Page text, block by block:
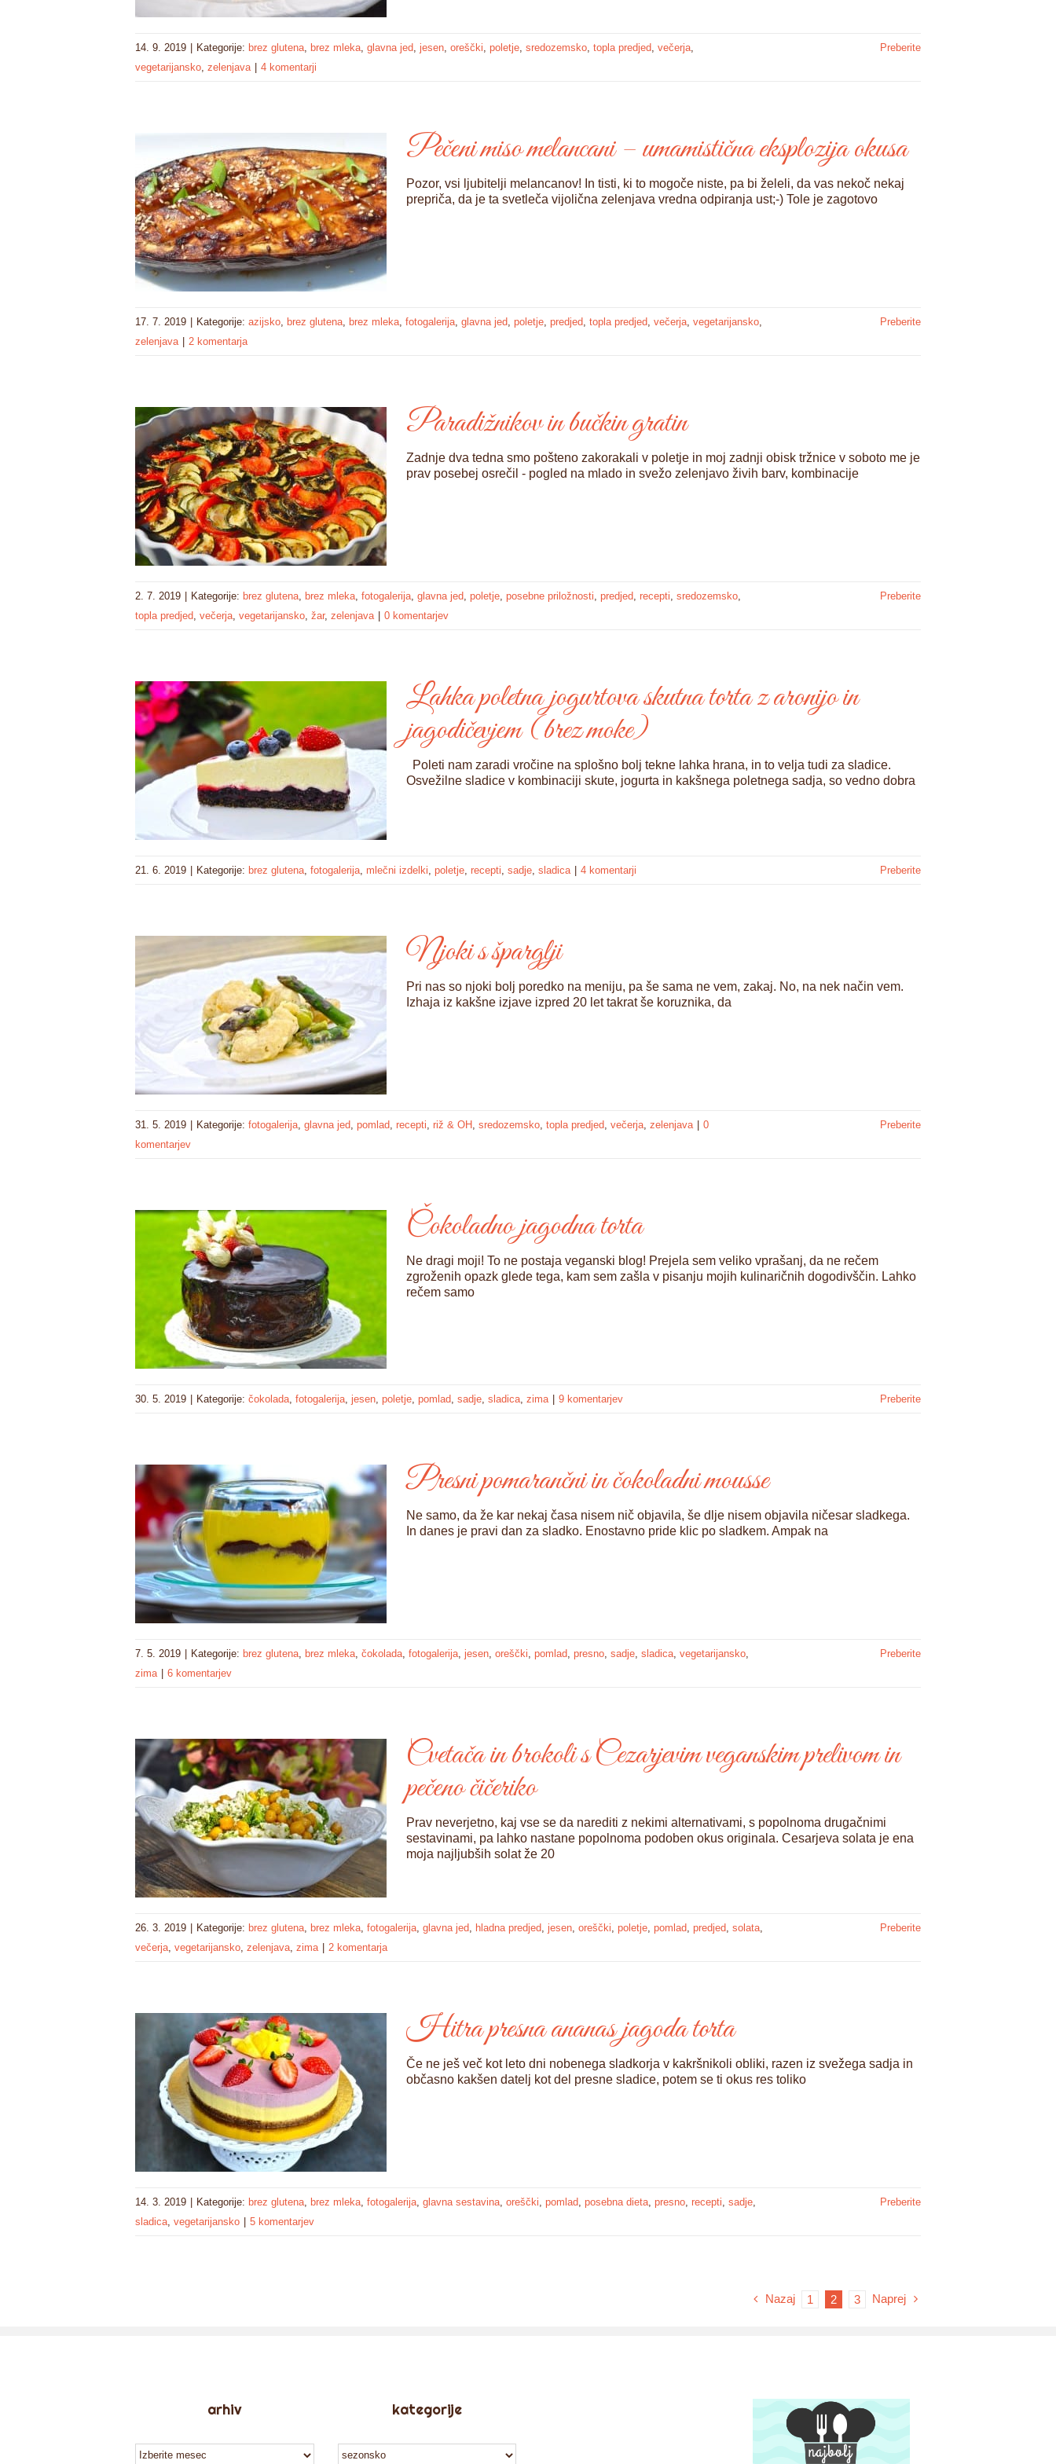
14. 9. 2019 Kategorije: brez glutena, brez mleka, glavna jed, jesen, oreščki, poletje, sredozemsko, topla predjed, večerja,
vegetarijansko, zelenjava 4 komentarji
Preberite
Pečeni miso melancani – umamistična eksplozija okusa
Pozor, vsi ljubitelji melancanov! In tisti, ki to mogoče niste, pa bi želeli, da vas nekoč nekaj
prepriča, da je ta svetleča vijolična zelenjava vredna odpiranja ust;-) Tole je zagotovo
17. 7. 2019 Kategorije: azijsko, brez glutena, brez mleka, fotogalerija, glavna jed, poletje, predjed, topla predjed, večerja, vegetarijansko,
zelenjava
2 komentarja
Preberite
Paradižnikov in bučkin gratin
Zadnje dva tedna smo pošteno zakorakali v poletje in moj zadnji obisk tržnice v soboto me je
prav posebej osrečil - pogled na mlado in svežo zelenjavo živih barv, kombinacije
2. 7. 2019 Kategorije: brez glutena, brez mleka, fotogalerija, glavna jed, poletje, posebne priložnosti, predjed, recepti, sredozemsko,
topla predjed, večerja, vegetarijansko, žar, zelenjava 0 komentarjev
Preberite
Lahka poletna jogurtova skutna torta z aronijo in
jagodičevjem (brez moke)
Poleti nam zaradi vročine na splošno bolj tekne lahka hrana, in to velja tudi za sladice.
Osvežilne sladice v kombinaciji skute, jogurta in kakšnega poletnega sadja, so vedno dobra
21. 6. 2019 Kategorije: brez glutena, fotogalerija, mlečni izdelki, poletje, recepti, sadje, sladica 4 komentarji Preberite
Njoki s šparglji
Pri nas so njoki bolj poredko na meniju, pa še sama ne vem, zakaj. No, na nek način vem.
Izhaja iz kakšne izjave izpred 20 let takrat še koruznika, da
31. 5. 2019 Kategorije: fotogalerija, glavna jed, pomlad, recepti, riž & OH , sredozemsko, topla predjed, večerja, zelenjava
0
komentarjev
Preberite
Čokoladno jagodna torta
Ne dragi moji! To ne postaja veganski blog! Prejela sem veliko vprašanj, da ne rečem
zgroženih opazk glede tega, kam sem zašla v pisanju mojih kulinaričnih dogodivščin. Lahko
rečem samo
30. 5. 2019 Kategorije: čokolada, fotogalerija, jesen, poletje, pomlad, sadje, sladica, zima 9 komentarjev Preberite
Presni pomarančni in čokoladni mousse
Ne samo, da že kar nekaj časa nisem nič objavila, še dlje nisem objavila ničesar sladkega.
In danes je pravi dan za sladko. Enostavno pride klic po sladkem. Ampak na
7. 5. 2019 Kategorije: brez glutena, brez mleka, čokolada, fotogalerija, jesen, oreščki, pomlad, presno, sadje, sladica, vegetarijansko,
zima
6 komentarjev
Preberite
Cvetača in brokoli s Cezarjevim veganskim prelivom in
pečeno čičeriko
Prav neverjetno, kaj vse se da narediti z nekimi alternativami, s popolnoma drugačnimi
sestavinami, pa lahko nastane popolnoma podoben okus originala. Cesarjeva solata je ena
moja najljubših solat že 20
26. 3. 2019 Kategorije: brez glutena, brez mleka, fotogalerija, glavna jed, hladna predjed, jesen, oreščki, poletje, pomlad, predjed, solata,
večerja, vegetarijansko, zelenjava, zima 2 komentarja
Preberite
Hitra presna ananas jagoda torta
Če ne ješ več kot leto dni nobenega sladkorja v kakršnikoli obliki, razen iz svežega sadja in
občasno kakšen datelj kot del presne sladice, potem se ti okus res toliko
14. 3. 2019 Kategorije: brez glutena, brez mleka, fotogalerija, glavna sestavina, oreščki, pomlad, posebna dieta, presno, recepti, sadje,
sladica, vegetarijansko 5 komentarjev
Preberite
Nazaj 1 2 3 Naprej
arhiv
arhiv
kategorije
kategorije